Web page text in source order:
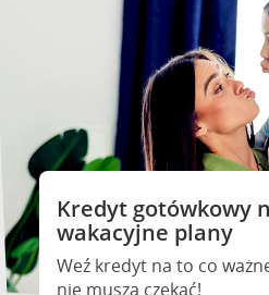
Kredyt gotówkowy
wakacyjne plany
Weź kredyt na to co
nie muszą czekać!